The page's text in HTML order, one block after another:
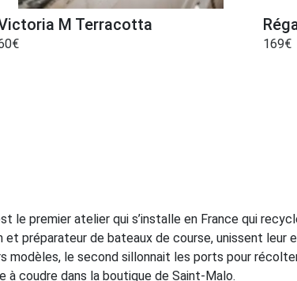
M Terracotta
€ 169€
le premier atelier qui s’installe en France qui
et préparateur de bateaux de course, unissent
modèles, le second sillonnait les ports pour
à coudre dans la boutique de Saint-Malo.